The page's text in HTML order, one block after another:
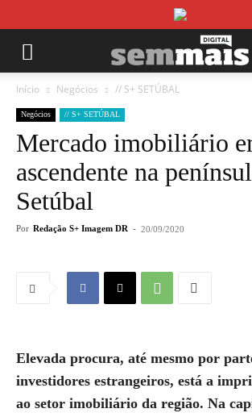
Início Negócios // S+ SETÚBAL
Negócios // S+ SETÚBAL
Mercado imobiliário
ascendente na
Setúbal
Por Redação S+ Imagem DR - 20/09/2020
Elevada procura, até mesmo por
investidores estrangeiros, está a
ao setor imobiliário da região. Na